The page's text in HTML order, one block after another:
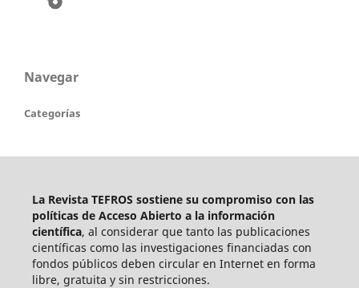
Navegar
Categorías
La Revista TEFROS sostiene su compromiso con las
políticas de Acceso Abierto a la información
científica, al considerar que tanto las publicaciones
científicas como las investigaciones financiadas con
fondos públicos deben circular en Internet en forma
libre, gratuita y sin restricciones.